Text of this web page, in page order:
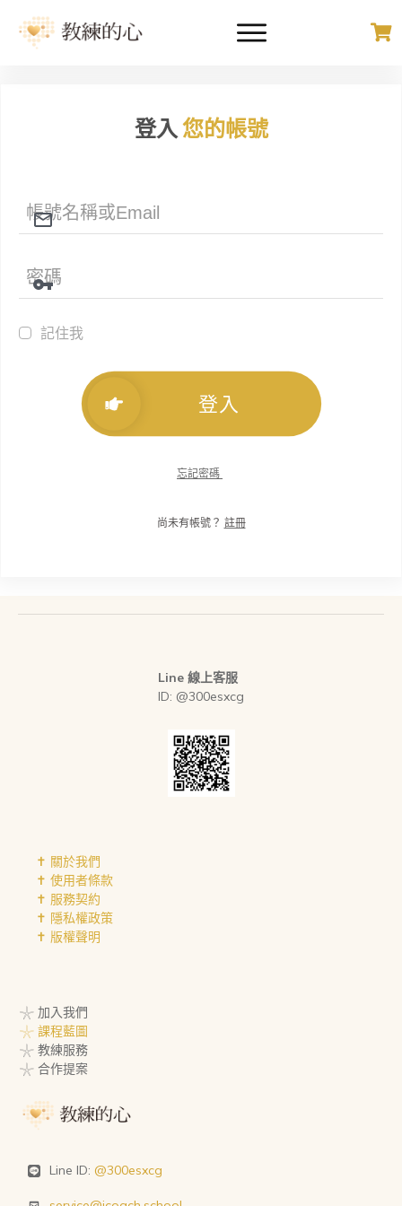
登入您的帳號
記住我
登入
忘記密碼
尚未有帳號？ 註冊
Line 線上客服
ID: @300esxcg
✝︎ 關於我們
✝︎ 使用者條款
✝︎ 服務契約
✝︎ 隱私權政策
✝︎ 版權聲明
𓇼 加入我們
𓇼 課程藍圖
𓇼 教練服務
𓇼 合作提案
Line ID: @300esxcg